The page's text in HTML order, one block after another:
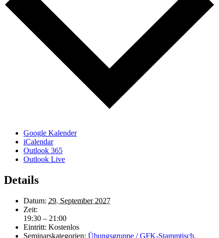
Google Kalender
iCalendar
Outlook 365
Outlook Live
Details
Datum: 29. September 2027
Zeit:
19:30 – 21:00
Eintritt: Kostenlos
Seminarskategorien: Übungsgruppe / GFK-Stammtisch,